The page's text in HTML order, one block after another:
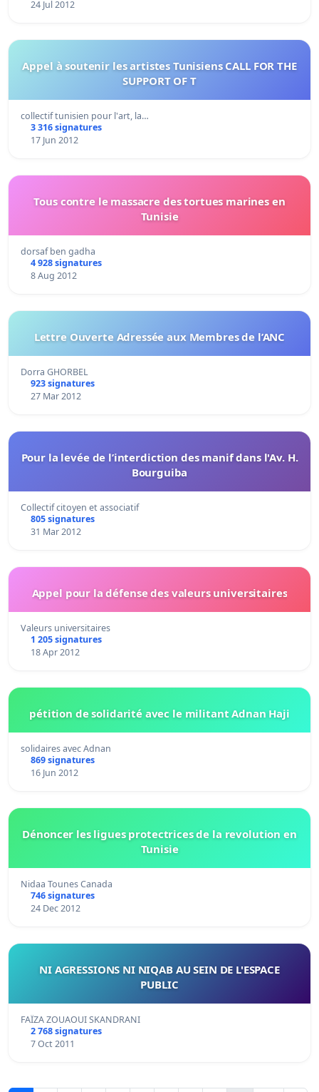
24 Jul 2012
Appel à soutenir les artistes Tunisiens CALL FOR THE
SUPPORT OF T
collectif tunisien pour l'art, la…
3 316 signatures
17 Jun 2012
Tous contre le massacre des tortues marines en
Tunisie
dorsaf ben gadha
4 928 signatures
8 Aug 2012
Lettre Ouverte Adressée aux Membres de l’ANC
Dorra GHORBEL
923 signatures
27 Mar 2012
Pour la levée de l’interdiction des manif dans l'Av. H.
Bourguiba
Collectif citoyen et associatif
805 signatures
31 Mar 2012
Appel pour la défense des valeurs universitaires
Valeurs universitaires
1 205 signatures
18 Apr 2012
pétition de solidarité avec le militant Adnan Haji
solidaires avec Adnan
869 signatures
16 Jun 2012
Dénoncer les ligues protectrices de la revolution en
Tunisie
Nidaa Tounes Canada
746 signatures
24 Dec 2012
NI AGRESSIONS NI NIQAB AU SEIN DE L'ESPACE
PUBLIC
FAÏZA ZOUAOUI SKANDRANI
2 768 signatures
7 Oct 2011